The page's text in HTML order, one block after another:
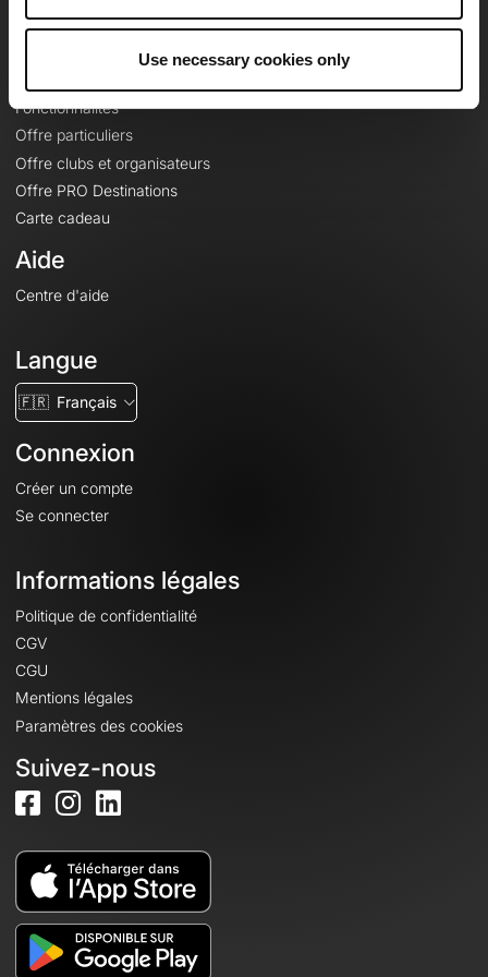
Use necessary cookies only
Fonctionnalités
Offre particuliers
Offre clubs et organisateurs
Offre PRO Destinations
Carte cadeau
Aide
Centre d'aide
Langue
🇫🇷 Français
Connexion
Créer un compte
Se connecter
Informations légales
Politique de confidentialité
CGV
CGU
Mentions légales
Paramètres des cookies
Suivez-nous